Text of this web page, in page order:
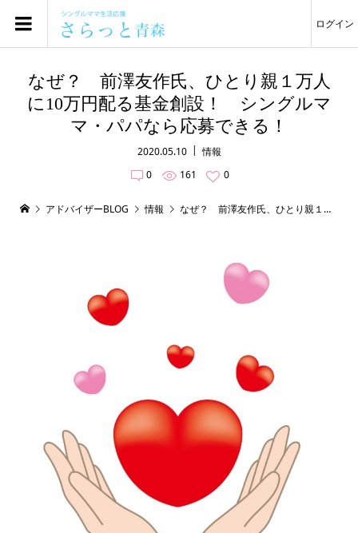
ログイン
なぜ？ 前澤友作氏、ひとり親１万人
に10万円配る基金創設！ シングルマ
マ・パパなら応募できる！
2020.05.10
情報
0
161 0
アドバイザーBLOG 情報 なぜ？ 前澤友作氏、ひとり親１万人に10万円配る基金創設！ シングルママ・パパなら応募できる！